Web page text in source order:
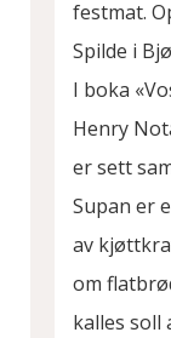
festmat.
Spilde i
I boka
Henry
er sett
Supan er
av
om
kalles soll